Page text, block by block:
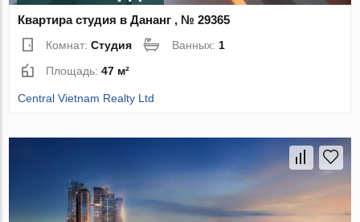
Квартира студия в Дананг , № 29365
Комнат:Студия Ванных:1
Площадь:47 м²
Central Vietnam Realty Ltd